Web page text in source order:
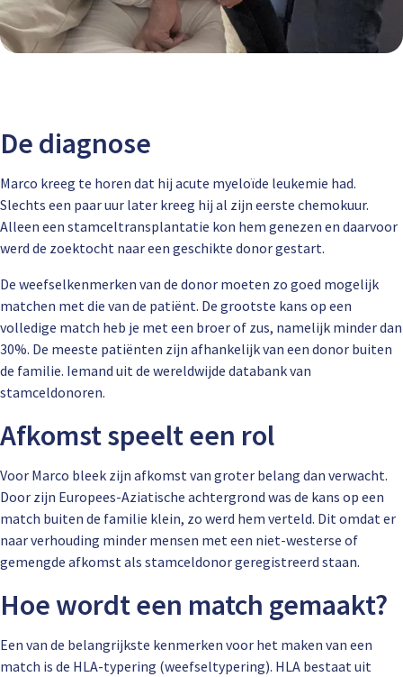
De diagnose
Marco kreeg te horen dat hij acute myeloïde leukemie had.
Slechts een paar uur later kreeg hij al zijn eerste chemokuur.
Alleen een stamceltransplantatie kon hem genezen en daarvoor
werd de zoektocht naar een geschikte donor gestart.
De weefselkenmerken van de donor moeten zo goed mogelijk
matchen met die van de patiënt. De grootste kans op een
volledige match heb je met een broer of zus, namelijk minder dan
30%. De meeste patiënten zijn afhankelijk van een donor buiten
de familie. Iemand uit de wereldwijde databank van
stamceldonoren.
Afkomst speelt een rol
Voor Marco bleek zijn afkomst van groter belang dan verwacht.
Door zijn Europees-Aziatische achtergrond was de kans op een
match buiten de familie klein, zo werd hem verteld. Dit omdat er
naar verhouding minder mensen met een niet-westerse of
gemengde afkomst als stamceldonor geregistreerd staan.
Hoe wordt een match gemaakt?
Een van de belangrijkste kenmerken voor het maken van een
match is de HLA-typering (weefseltypering). HLA bestaat uit